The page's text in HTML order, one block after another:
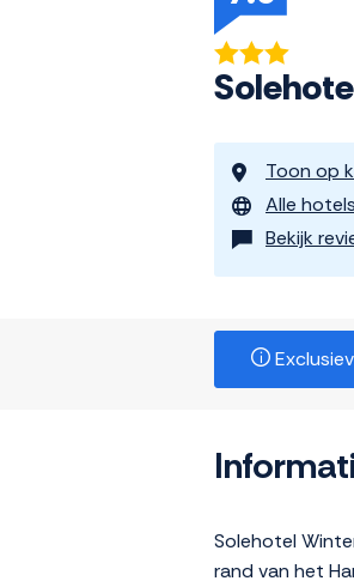
Toon op
Alle
Bekijk
Solehotel
rand van het